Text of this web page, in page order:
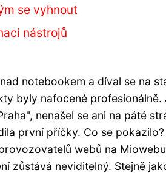
se vyhnout
nástrojů
notebookem a díval se na
byly nafocené
nenašel se ani na páté
první příčky. Co se
webů na
zůstává neviditelný. Stejně